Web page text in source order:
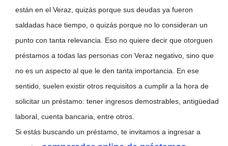
están en el Veraz, quizás porque sus deudas ya fueron
saldadas hace tiempo, o quizás porque no lo consideran un
punto con tanta relevancia. Eso no quiere decir que otorguen
préstamos a todas las personas con Veraz negativo, sino que
no es un aspecto al que le den tanta importancia. En ese
sentido, suelen existir otros requisitos a cumplir a la hora de
solicitar un préstamo: tener ingresos demostrables, antigüedad
laboral, cuenta bancaria, entre otros.
Si estás buscando un préstamo, te invitamos a ingresar a